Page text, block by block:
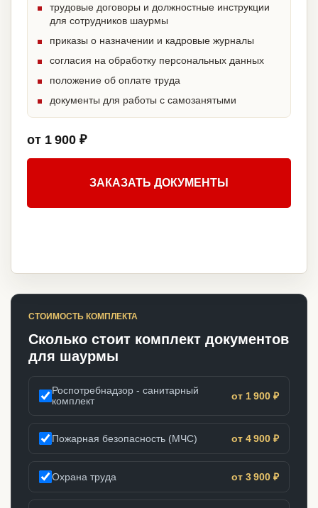
трудовые договоры и должностные инструкции
для сотрудников шаурмы
приказы о назначении и кадровые журналы
согласия на обработку персональных данных
положение об оплате труда
документы для работы с самозанятыми
от 1 900 ₽
ЗАКАЗАТЬ ДОКУМЕНТЫ
СТОИМОСТЬ КОМПЛЕКТА
Сколько стоит комплект документов
для шаурмы
Роспотребнадзор - санитарный
комплект
от 1 900 ₽
Пожарная безопасность (МЧС) от 4 900 ₽
Охрана труда от 3 900 ₽